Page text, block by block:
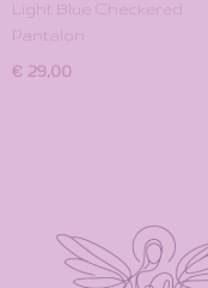
Light Blue Checkered
Pantalon
€ 29,00